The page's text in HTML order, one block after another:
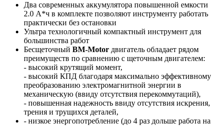
Два современных аккумулятора повышенной емкости
2.0 А*ч в комплекте позволяют инструменту работать
практически без остановки
Ультра технологичный компактный инструмент для
большинства работ
Бесщеточный BM-Motor двигатель обладает рядом
преимуществ по сравнению с щеточным двигателем:
- высокий крутящий момент,
- высокий КПД благодаря максимально эффективному
преобразованию электромагнитной энергии в
механическую (ввиду отсутствия перекоммутаций),
- повышенная надежность ввиду отсутствия искрения,
трения и трущихся деталей,
- низкое энергопотребление (до 4 раз дольше работа на